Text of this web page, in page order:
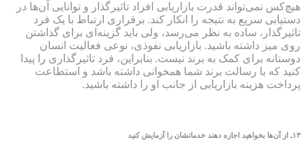
هیچ‌کس نمی‌تواند قدرت بازاریابی افراد تاثیرگذار و توانایی آن‌ها در
دستیابی سریع به نتیجه را انکار کند. برقراری ارتباط با یک فرد
تاثیرگذار، ساده به نظر می‌رسد، ولی باید گزینه‌ای برای گذاشتن
روی میز داشته باشید. بازاریابی نفوذی، نوعی فعالیت انسان
دوستانه برای کمک به برند نیست. بنابراین، فرد تاثیرگذاری را پیدا
کنید که با رسالت برند شما همخوانی داشته باشد و استطاعت
پرداخت هزینه بازاریابی از جانب او را داشته باشید.
۱۳ـ از آن‌ها بخواهید اجازه دهند خدماتشان را آزمایش کنید